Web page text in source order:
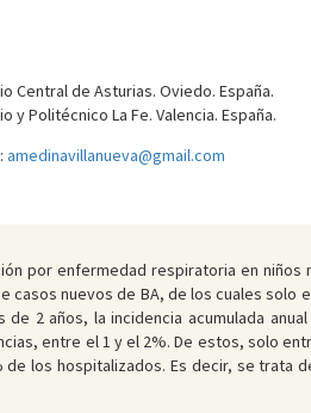
Central de Asturias. Oviedo. España.
Politécnico La Fe. Valencia. España.
amedinavillanueva@gmail.com
por enfermedad respiratoria en niños
nuevos de BA, de los cuales solo
2 años, la incidencia acumulada
entre el 1 y el 2%. De estos, solo
los hospitalizados. Es decir, se trata